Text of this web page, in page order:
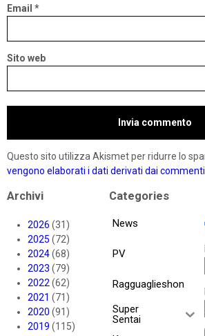
Email *
Sito web
Questo sito utilizza Akismet per ridurre lo
vengono elaborati i dati derivati dai commenti
Archivi
2026 (31)
2025 (72)
2024(68)
2023 (79)
2022(62)
2021 (71)
2020 (91)
2019 (115)
Categories
News
PV
Ragguaglieshon
Super
Sentai